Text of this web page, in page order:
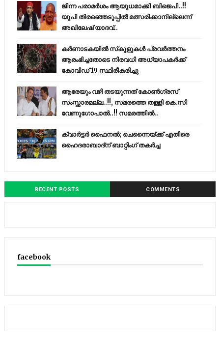
ജിന്ന പരാമര്‍ശം ആയുധമാക്കി ബിജെപി..!!
യുപി തിരഞ്ഞെടുപ്പില്‍ മത്സരിക്കാനില്ലെന്ന്
അഖിലേഷ് യാദവ്..
കര്‍ണാടകയില്‍ സ്‌കൂളുകള്‍ പ്രവര്‍ത്തനം
ആരംഭിച്ചതോടെ നിരവധി അധ്യാപകര്‍ക്ക്
കോവിഡ് 19 സ്ഥിരീകരിച്ചു
ആരേയും വഴി തടയുന്നത് കോണ്‍ഗ്രസ്
സംസ്ക്കാരമല്ല..!!, സമരത്തെ തള്ളി കെ.സി
വേണുഗോപാൽ..!! സമരത്തിൽ..
ക്വാർട്ടർ ഫൈനൽ; ചെന്നൈയ്ക്ക് എതിരെ
ഹൈദരാബാദ്ന് ബാറ്റിംഗ് തകർച്ച
RECENT POSTS COMMENTS
facebook